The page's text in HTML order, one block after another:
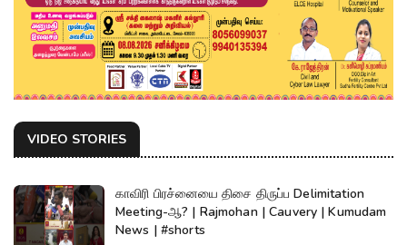
VIDEO STORIES
காவிரி பிரச்னையை திசை திருப்ப Delimitation
Meeting-ஆ? | Rajmohan | Cauvery | Kumudam
News | #shorts